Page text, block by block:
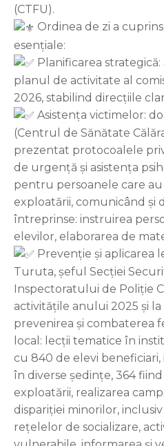
(CTFU).
Ordinea de zi a
esențiale:
Planificarea
planul de activitate al
2026, stabilind direcțiile
Asistența victimelor:
(Centrul de Sănătate
prezentat protocoalele
de urgență și asistența
pentru persoanele care
exploatării, comunicând și
întreprinse: instruirea
elevilor, elaborarea de
Prevenție și aplicarea
Turuta, șeful Secției
Inspectoratului de Poliție
activitățile anului 2025 și
prevenirea și combaterea
local: lecții tematice în
cu 840 de elevi
în diverse ședințe, 364
exploatării, realizarea
dispariției minorilor,
rețelelor de socializare,